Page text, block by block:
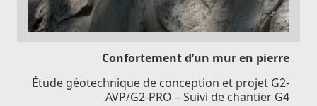
Confortement d’un mur en pierre
Étude géotechnique de conception et projet G2-
AVP/G2-PRO – Suivi de chantier G4